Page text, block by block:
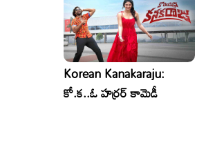
Korean Kanakaraju:
కో.క..ఓ హర్రర్ కామెడీ